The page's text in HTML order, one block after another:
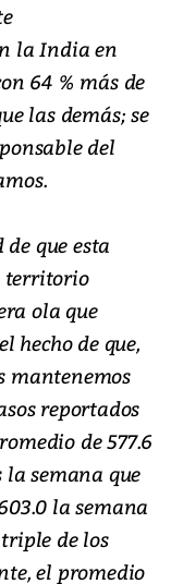
la India en
64 % más de
las demás; se
del
que esta
territorio
ola que
hecho de que,
mantenemos
reportados
de 577.6
semana que
la semana
de los
el promedio